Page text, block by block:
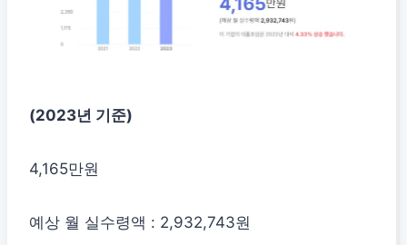
(2023년 기준)
4,165만원
예상 월 실수령액 : 2,932,743원